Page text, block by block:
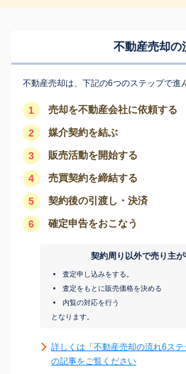
不動産売却の
不動産売却は、下記の6つのステップで進
1 売却を不動産会社に依頼する
2 媒介契約を結ぶ
3 販売活動を開始する
4 売買契約を締結する
5 契約後の引渡し・決済
6 確定申告をおこなう
契約周り以外で売り主
査定申し込みをする。
査定をもとに販売価格を決める
内覧の対応を行う
となります。
詳しくは「不動産売却の流れ6ステ
の記事をご覧ください